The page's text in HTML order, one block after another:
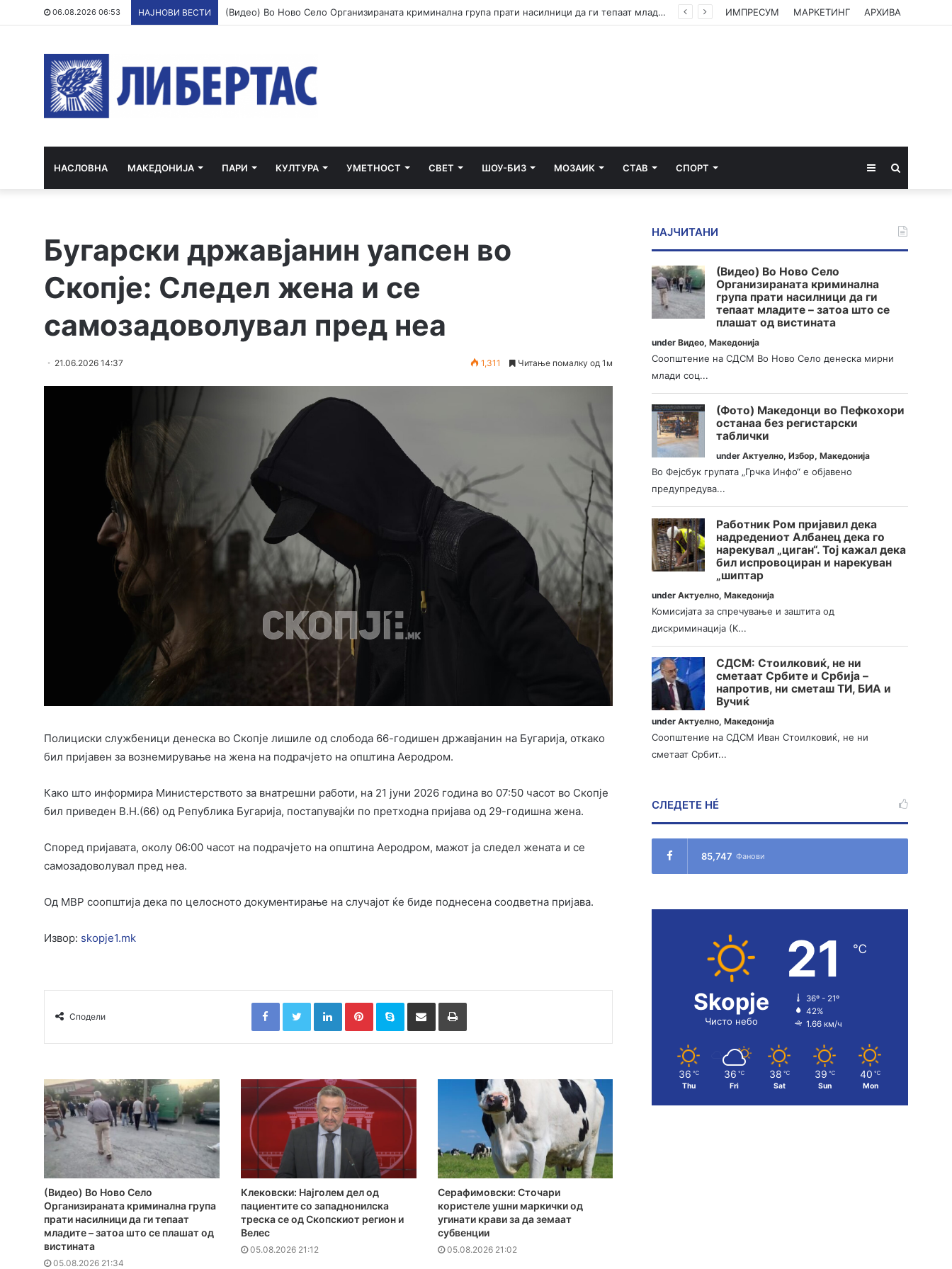
06.08.2026 06:53 НАЈНОВИ ВЕСТИ (Видео) Во Ново Село Организираната криминална група прати насилници да ги тепаат младите – затоа што се плашат од вистината ИМПРЕСУМ МАРКЕТИНГ АРХИВА
НАСЛОВНА МАКЕДОНИЈА ПАРИ КУЛТУРА УМЕТНОСТ СВЕТ ШОУ-БИЗ МОЗАИК СТАВ СПОРТ Sidebar
Бугарски државјанин уапсен во
Скопје: Следел жена и се
самозадоволувал пред неа
21.06.2026 14:37 1,311 Читање помалку од 1м
Полициски службеници денеска во Скопје лишиле од слобода 66-годишен државјанин на Бугарија, откако
бил пријавен за вознемирување на жена на подрачјето на општина Аеродром.
Како што информира Министерството за внатрешни работи, на 21 јуни 2026 година во 07:50 часот во Скопје
бил приведен В.Н.(66) од Република Бугарија, постапувајќи по претходна пријава од 29-годишна жена.
Според пријавата, околу 06:00 часот на подрачјето на општина Аеродром, мажот ја следел жената и се
самозадоволувал пред неа.
Од МВР соопштија дека по целосното документирање на случајот ќе биде поднесена соодветна пријава.
Извор: skopje1.mk
Сподели
FacebookTwitterLinkedInPinterestSkype Сподели преку Е-маил Испринтај
(Видео) Во Ново Село
Организираната криминална група
прати насилници да ги тепаат
младите – затоа што се плашат од
вистината
05.08.2026 21:34
Клековски: Најголем дел од
пациентите сo западнонилска
треска се од Скопскиот регион и
Велес
05.08.2026 21:12
Серафимовски: Сточари
користеле ушни маркички од
угинати крави за да земаат
субвенции
05.08.2026 21:02
НАЈЧИТАНИ
(Видео) Во Ново Село
Организираната криминална
група прати насилници да ги
тепаат младите – затоа што се
плашат од вистината
underВидео,Македонија
Соопштение на СДСМ Во Ново Село денеска мирни
млади соц...
(Фото) Македонци во Пефкохори
останаа без регистарски
таблички
underАктуелно,Избор,Македонија
Во Фејсбук групата „Грчка Инфо“ е објавено
предупредува...
Работник Ром пријавил дека
надредениот Албанец дека го
нарекувал „циган“. Тој кажал дека
бил испровоциран и нарекуван
„шиптар
underАктуелно,Македонија
Комисијата за спречување и заштита од
дискриминација (К...
СДСМ: Стоилковиќ, не ни
сметаат Србите и Србија –
напротив, ни сметаш ТИ, БИА и
Вучиќ
underАктуелно,Македонија
Соопштение на СДСМ Иван Стоилковиќ, не ни
сметаат Србит...
СЛЕДЕТЕ НÉ
85,747 Фанови
Skopje
Чисто небо
21 ℃
36º - 21º
42%
1.66 км/ч
36 ℃
Thu
36 ℃
Fri
38 ℃
Sat
39 ℃
Sun
40 ℃
Mon